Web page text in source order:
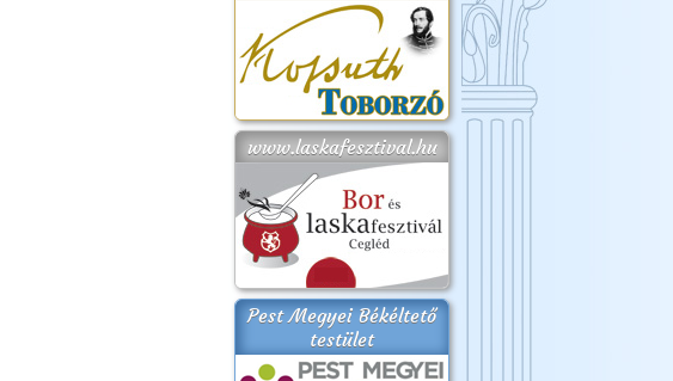
www.laskafesztival.hu
Pest Megyei Békéltető
testület